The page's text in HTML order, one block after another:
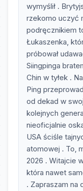
wymyślił .
rzekomo uczyć
podręcznikiem
Łukaszenka,
próbował
Siingpinga
Chin w tyłek .
Ping
od dekad w
kolejnych
nieoficjalnie
USA ściśle
atomowej . To,
2026 . Witajcie
która nawet
. Zapraszam na